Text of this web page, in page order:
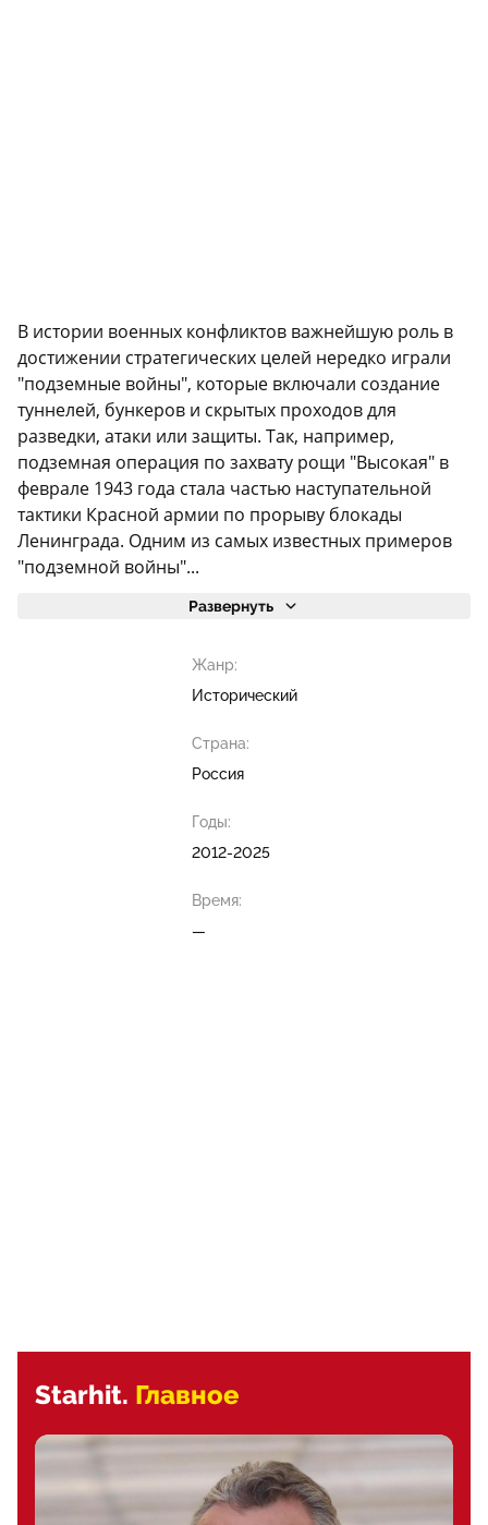
В истории военных конфликтов важнейшую роль в
достижении стратегических целей нередко играли
"подземные войны", которые включали создание
туннелей, бункеров и скрытых проходов для
разведки, атаки или защиты. Так, например,
подземная операция по захвату рощи "Высокая" в
феврале 1943 года стала частью наступательной
тактики Красной армии по прорыву блокады
Ленинграда. Одним из самых известных примеров
"подземной войны"...
Развернуть
Жанр:
Исторический
Страна:
Россия
Годы:
2012-2025
Время:
—
Starhit. Главное